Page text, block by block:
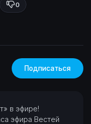
0
Подписаться
в эфире!
эфира Вестей